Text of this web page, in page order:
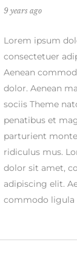
9 years ago
Lorem ipsum
consectetuer
Aenean
dolor. Aenean
sociis Theme
penatibus et
parturient
ridiculus mus.
dolor sit amet,
adipiscing elit.
commodo ligula